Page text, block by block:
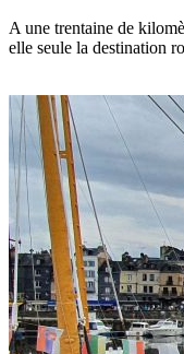
A une trentaine de
elle seule la destination